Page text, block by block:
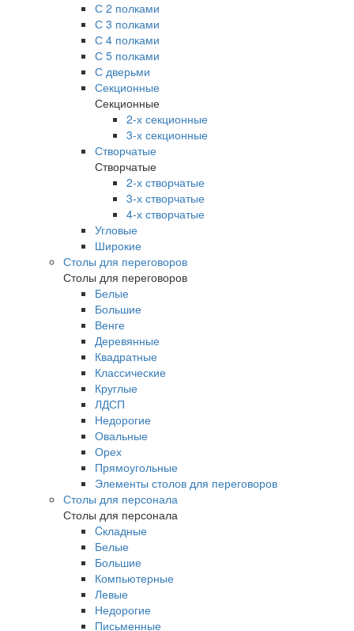
С 2 полками
С 3 полками
С 4 полками
С 5 полками
С дверьми
Секционные
Секционные
2-х секционные
3-х секционные
Створчатые
Створчатые
2-х створчатые
3-х створчатые
4-х створчатые
Угловые
Широкие
Столы для переговоров
Столы для переговоров
Белые
Большие
Венге
Деревянные
Квадратные
Классические
Круглые
ЛДСП
Недорогие
Овальные
Орех
Прямоугольные
Элементы столов для переговоров
Столы для персонала
Столы для персонала
Cкладные
Белые
Большие
Компьютерные
Левые
Недорогие
Письменные